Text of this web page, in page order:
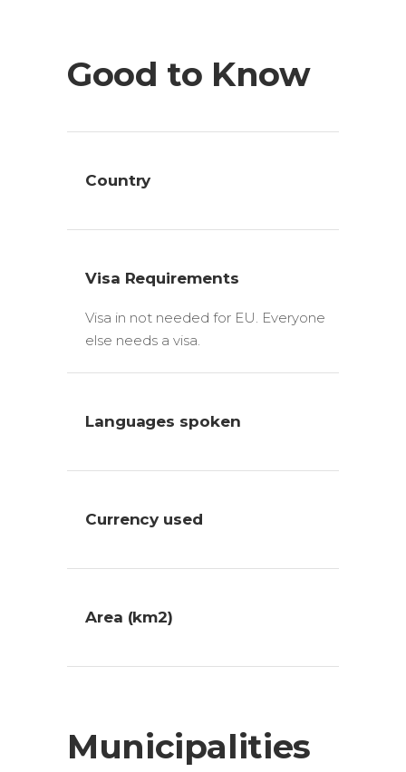
Good to Know
Country
Visa Requirements
Visa in not needed for EU. Everyone
else needs a visa.
Languages spoken
Currency used
Area (km2)
Municipalities